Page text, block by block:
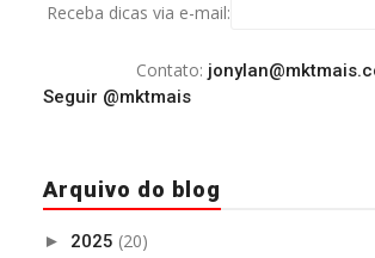
Receba dicas via e-mail:
Contato:
Seguir @mktmais
Arquivo do blog
► 2025 (20)